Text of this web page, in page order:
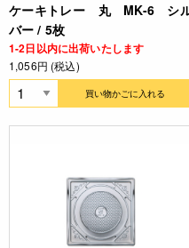
ケーキトレー 丸 MK-6 シ
バー / 5枚
1-2日以内に出荷いたします
1,056円 (税込)
買い物かごに入れる